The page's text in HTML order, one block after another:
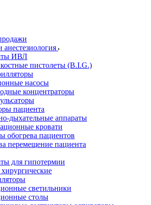
ИВЛ
пистолеты (B.I.G.)
насосы
концентраторы
пациента
дыхательные аппараты
кровати
обогрева пациентов
перемещение пациента
для гипотермии
светильники
столы